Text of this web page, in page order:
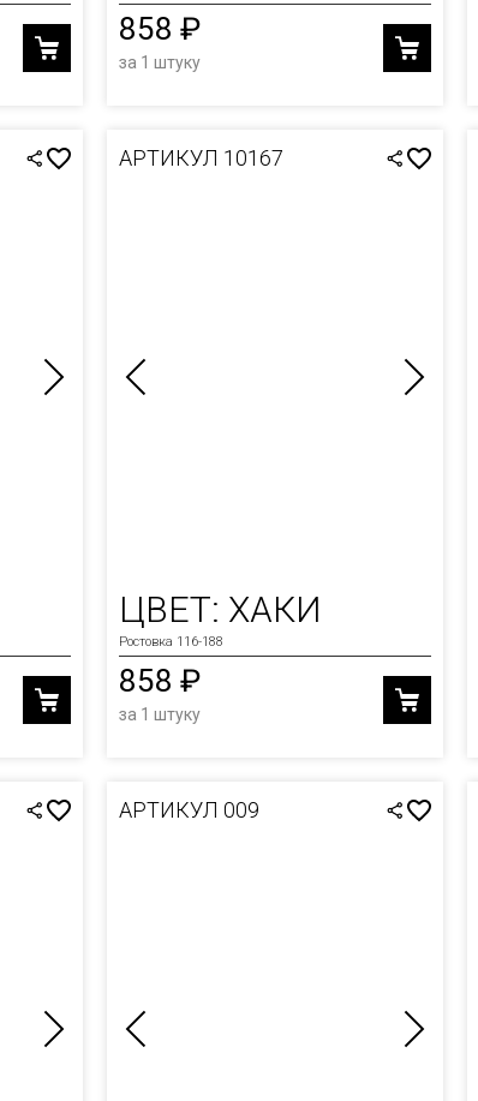
858 ₽
за 1 штуку
АРТИКУЛ 10167
ЦВЕТ: ХАКИ
Ростовка 116-188
858 ₽
за 1 штуку
АРТИКУЛ 009